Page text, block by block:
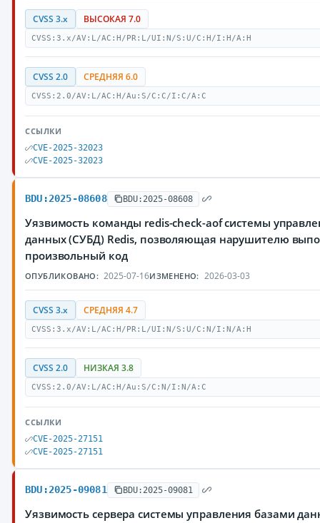
CVSS 3.x ВЫСОКАЯ 7.0
CVSS:3.x/AV:L/AC:H/PR:L/UI:N/S:U/C:H/I:H/A:H
CVSS 2.0 СРЕДНЯЯ 6.0
CVSS:2.0/AV:L/AC:H/Au:S/C:C/I:C/A:C
ССЫЛКИ
CVE-2025-32023
CVE-2025-32023
BDU:2025-08608 BDU:2025-08608
Уязвимость команды redis-check-aof системы
данных (СУБД) Redis, позволяющая нарушителю
произвольный код
ОПУБЛИКОВАНО: 2025-07-16ИЗМЕНЕНО: 2026-03-03
CVSS 3.x СРЕДНЯЯ 4.7
CVSS:3.x/AV:L/AC:H/PR:L/UI:N/S:U/C:N/I:N/A:H
CVSS 2.0 НИЗКАЯ 3.8
CVSS:2.0/AV:L/AC:H/Au:S/C:N/I:N/A:C
ССЫЛКИ
CVE-2025-27151
CVE-2025-27151
BDU:2025-09081 BDU:2025-09081
Уязвимость сервера системы управления базами